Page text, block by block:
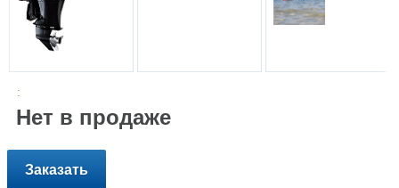
:
Нет в продаже
Заказать